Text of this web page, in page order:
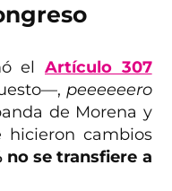
el Artículo 307
peeeeeero
de Morena y
hicieron cambios
no se transfiere a